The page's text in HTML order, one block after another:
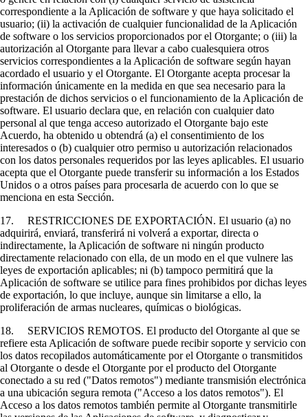
correspondiente a la Aplicación de software y que haya solicitado el
usuario; (ii) la activación de cualquier funcionalidad de la Aplicación
de software o los servicios proporcionados por el Otorgante; o (iii) la
autorización al Otorgante para llevar a cabo cualesquiera otros
servicios correspondientes a la Aplicación de software según hayan
acordado el usuario y el Otorgante. El Otorgante acepta procesar la
información únicamente en la medida en que sea necesario para la
prestación de dichos servicios o el funcionamiento de la Aplicación de
software. El usuario declara que, en relación con cualquier dato
personal al que tenga acceso autorizado el Otorgante bajo este
Acuerdo, ha obtenido u obtendrá (a) el consentimiento de los
interesados o (b) cualquier otro permiso u autorización relacionados
con los datos personales requeridos por las leyes aplicables. El usuario
acepta que el Otorgante puede transferir su información a los Estados
Unidos o a otros países para procesarla de acuerdo con lo que se
menciona en esta Sección.
17. RESTRICCIONES DE EXPORTACIÓN. El usuario (a) no
adquirirá, enviará, transferirá ni volverá a exportar, directa o
indirectamente, la Aplicación de software ni ningún producto
directamente relacionado con ella, de un modo en el que vulnere las
leyes de exportación aplicables; ni (b) tampoco permitirá que la
Aplicación de software se utilice para fines prohibidos por dichas leyes
de exportación, lo que incluye, aunque sin limitarse a ello, la
proliferación de armas nucleares, químicas o biológicas.
18. SERVICIOS REMOTOS. El producto del Otorgante al que se
refiere esta Aplicación de software puede recibir soporte y servicio con
los datos recopilados automáticamente por el Otorgante o transmitidos
al Otorgante o desde el Otorgante por el producto del Otorgante
conectado a su red ("Datos remotos") mediante transmisión electrónica
a una ubicación segura remota ("Acceso a los datos remotos"). El
Acceso a los datos remotos también permite al Otorgante transmitirle